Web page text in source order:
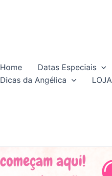
Home Datas Especiais
Dicas da Angélica
LOJA